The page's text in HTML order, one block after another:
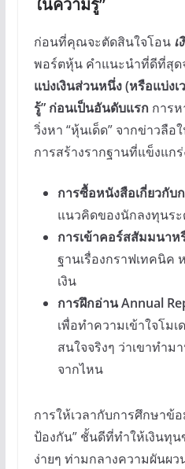
ในความรู้”
ก่อนที่คุณจะตัดสินใจโอน เ
พอร์ตหุ้น คำแนะนำที่ดีที่สุด
แบ่งเงินส่วนหนึ่ง (หรือแบ่ง
รู้” ก่อนเป็นอันดับแรก การ
วิ่งหา “หุ้นเด็ด” จากข่าวลื
การสร้างรากฐานที่แข็งแกร่
การซื้อหนังสือเกี่ยวกับ
แนวคิดของนักลงทุนร
การเข้าคอร์สสัมมนาห
ฐานเรื่องกราฟเทคนิค
เงิน
การฝึกอ่าน Annual
เพื่อทำความเข้าใจโม
สนใจจริงๆ ว่าเขาทำม
จากไหน
การให้เวลากับการศึกษาข้อ
ป้องกัน” ชั้นดีที่ทำให้เงินทุ
ง่ายๆ ท่ามกลางความผันผ